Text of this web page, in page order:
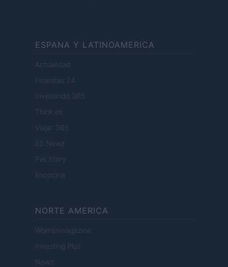
ESPANA Y LATINOAMERICA
Actualidad
Finanzas 24
Investindo 365
Think.es
Viajar 365
ES Newz
Pet Story
Encocina
NORTE AMERICA
Womanmagazine
Investing Plus
Newz